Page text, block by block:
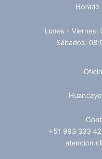
Horario
Lunes - Viernes:
Sábados:
+51 993 333